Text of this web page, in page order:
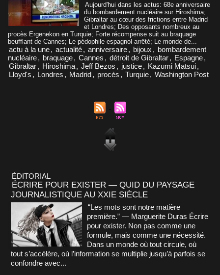
Aujourd'hui dans les actus: 68e anniversaire
du bombardement nucléaire sur Hiroshima;
Gibraltar au cœur des frictions entre Madrid
et Londres; Des opposants nombreux au
procès Ergenekon en Turquie; Forte récompense suit au braquage
beufflant de Cannes; Le pédophile espagnol arrêté; Le monde de...
actu à la une, actualité, anniversaire, bijoux , bombardement
nucléaire, braquage, Cannes , détroit de Gibraltar, Espagne,
Gibraltar, Hiroshima, Jeff Bezos , justice, Kazumi Matsui,
Lloyd's , Londres , Madrid, procès , Turquie, Washington Post
ÉDITORIAL
ÉCRIRE POUR EXISTER — QUID DU PAYSAGE
JOURNALISTIQUE AU XXIE SIÈCLE
“Les mots sont notre matière
première.” — Marguerite Duras Écrire
pour exister. Non pas comme une
formule, mais comme une nécessité.
Dans un monde où tout circule, où
tout s’accélère, où l’information se multiplie jusqu’à parfois se
confondre avec...